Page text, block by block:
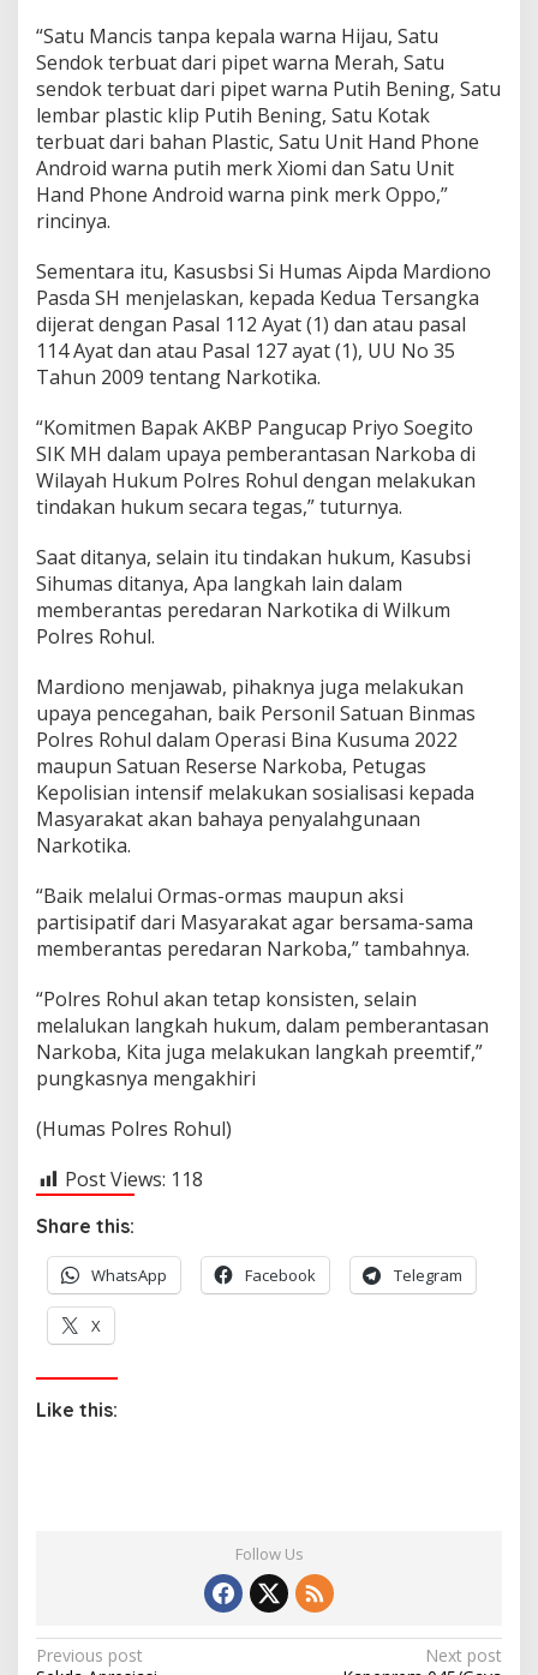
“Satu Mancis tanpa kepala warna Hijau, Satu
Sendok terbuat dari pipet warna Merah, Satu
sendok terbuat dari pipet warna Putih Bening, Satu
lembar plastic klip Putih Bening, Satu Kotak
terbuat dari bahan Plastic, Satu Unit Hand Phone
Android warna putih merk Xiomi dan Satu Unit
Hand Phone Android warna pink merk Oppo,”
rincinya.
Sementara itu, Kasusbsi Si Humas Aipda Mardiono
Pasda SH menjelaskan, kepada Kedua Tersangka
dijerat dengan Pasal 112 Ayat (1) dan atau pasal
114 Ayat dan atau Pasal 127 ayat (1), UU No 35
Tahun 2009 tentang Narkotika.
“Komitmen Bapak AKBP Pangucap Priyo Soegito
SIK MH dalam upaya pemberantasan Narkoba di
Wilayah Hukum Polres Rohul dengan melakukan
tindakan hukum secara tegas,” tuturnya.
Saat ditanya, selain itu tindakan hukum, Kasubsi
Sihumas ditanya, Apa langkah lain dalam
memberantas peredaran Narkotika di Wilkum
Polres Rohul.
Mardiono menjawab, pihaknya juga melakukan
upaya pencegahan, baik Personil Satuan Binmas
Polres Rohul dalam Operasi Bina Kusuma 2022
maupun Satuan Reserse Narkoba, Petugas
Kepolisian intensif melakukan sosialisasi kepada
Masyarakat akan bahaya penyalahgunaan
Narkotika.
“Baik melalui Ormas-ormas maupun aksi
partisipatif dari Masyarakat agar bersama-sama
memberantas peredaran Narkoba,” tambahnya.
“Polres Rohul akan tetap konsisten, selain
melalukan langkah hukum, dalam pemberantasan
Narkoba, Kita juga melakukan langkah preemtif,”
pungkasnya mengakhiri
(Humas Polres Rohul)
Post Views: 118
Share this:
WhatsApp Facebook Telegram
X
Like this:
Follow Us
P
Previous post
Next post